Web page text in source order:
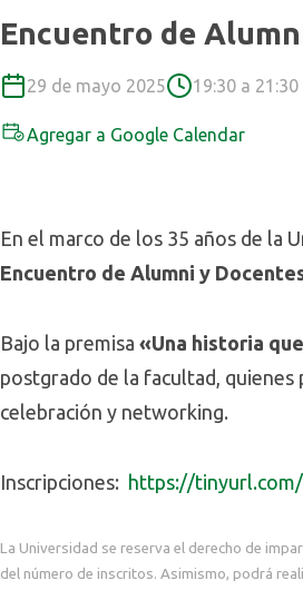
Encuentro de
29 de mayo 2025 19:30 a 21:30
Agregar a Google Calendar
En el marco de los 35 años de la
Encuentro de Alumni y
Bajo la premisa «Una historia
postgrado de la facultad,
celebración y networking.
Inscripciones: https://
La Universidad se reserva el derecho de
del número de inscritos. Asimismo, podrá